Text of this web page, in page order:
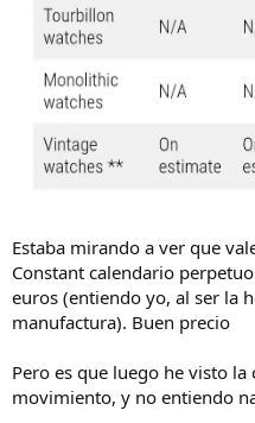
Estaba mirando a ver que
Constant calendario
euros (entiendo yo, al ser la
manufactura). Buen precio
Pero es que luego he visto
movimiento, y no entiendo